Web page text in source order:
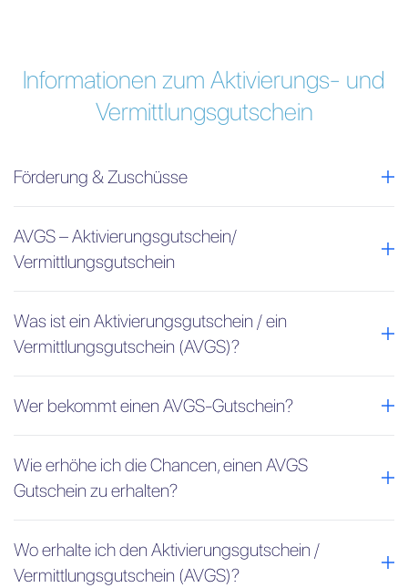
Informationen zum Aktivierungs- und
Vermittlungsgutschein
Förderung & Zuschüsse
AVGS – Aktivierungsgutschein/
Vermittlungsgutschein
Was ist ein Aktivierungsgutschein / ein
Vermittlungsgutschein (AVGS)?
Wer bekommt einen AVGS-Gutschein?
Wie erhöhe ich die Chancen, einen AVGS
Gutschein zu erhalten?
Wo erhalte ich den Aktivierungsgutschein /
Vermittlungsgutschein (AVGS)?